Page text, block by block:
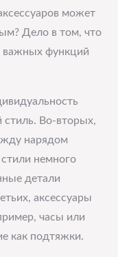
может
Дело в том, что
важных функций
стиль. Во-вторых,
нарядом
немного
детали
аксессуары
часы или
как подтяжки.